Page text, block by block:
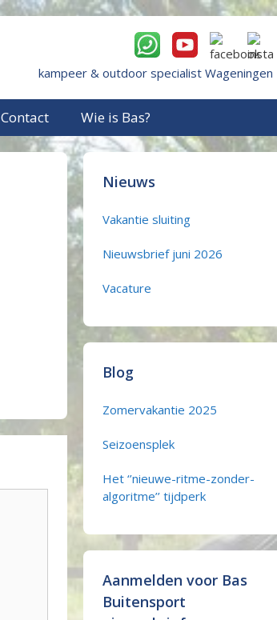
kampeer & outdoor specialist Wageningen
Contact Wie is Bas?
Nieuws
Vakantie sluiting
Nieuwsbrief juni 2026
Vacature
Blog
Zomervakantie 2025
Seizoensplek
Het ‘’nieuwe-ritme-zonder-
algoritme’’ tijdperk
Aanmelden voor Bas
Buitensport